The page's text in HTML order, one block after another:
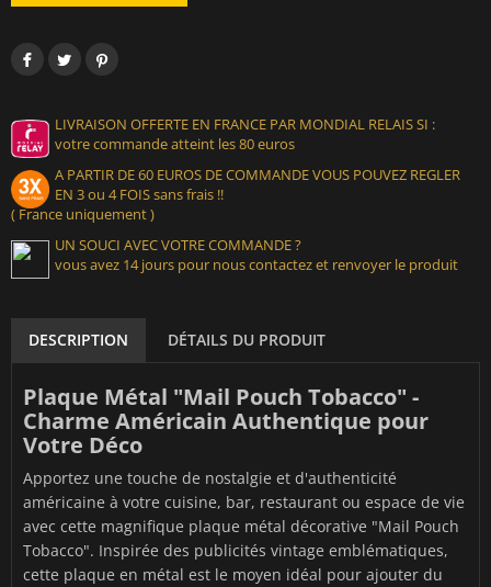
LIVRAISON OFFERTE EN FRANCE PAR MONDIAL RELAIS SI :
votre commande atteint les 80 euros
A PARTIR DE 60 EUROS DE COMMANDE VOUS POUVEZ REGLER
EN 3 ou 4 FOIS sans frais !!
( France uniquement )
UN SOUCI AVEC VOTRE COMMANDE ?
vous avez 14 jours pour nous contactez et renvoyer le produit
DESCRIPTION DÉTAILS DU PRODUIT
Plaque Métal "Mail Pouch Tobacco" -
Charme Américain Authentique pour
Votre Déco
Apportez une touche de nostalgie et d'authenticité
américaine à votre cuisine, bar, restaurant ou espace de vie
avec cette magnifique plaque métal décorative "Mail Pouch
Tobacco". Inspirée des publicités vintage emblématiques,
cette plaque en métal est le moyen idéal pour ajouter du